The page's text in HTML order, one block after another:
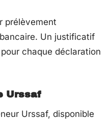
prélèvement
Un justificatif
chaque déclaration
Urssaf
Urssaf, disponible